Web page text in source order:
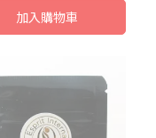
加入購物車